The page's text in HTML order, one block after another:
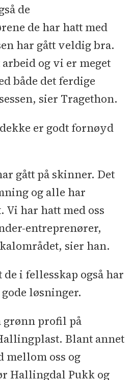
de
de har hatt med
har gått veldig bra.
og vi er meget
både det ferdige
sier Tragethon.
er godt fornøyd
gått på skinner. Det
og alle har
Vi har hatt med oss
entreprenører,
sier han.
i fellesskap også har
løsninger.
grønn profil på
Blant annet
mellom oss og
Hallingdal Pukk og